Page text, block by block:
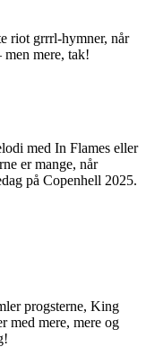
riot grrrl-hymner, når
men mere, tak!
med In Flames eller
er mange, når
på Copenhell 2025.
progsterne, King
med mere, mere og